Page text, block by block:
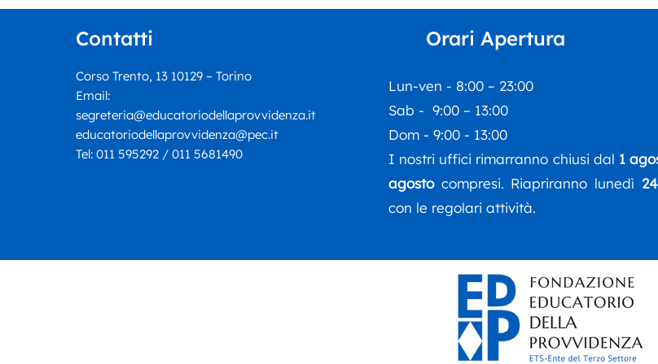
narrativa e ricerca della
piccolo”
all’Auditorium Orpheus
Contatti
Corso Trento, 13 10129 – Torino
Email:
segreteria@educatoriodellaprovvidenza.it
educatoriodellaprovvidenza@pec.it
Tel: 011 595292 / 011 5681490
Orari Apertura
Lun-ven - 8:00 – 23:00
Sab - 9:00 – 13:00
Dom - 9:00 - 13:00
I nostri uffici rimarranno chiusi dal 1
agostocompresi. Riapriranno lunedì
con le regolari attività.